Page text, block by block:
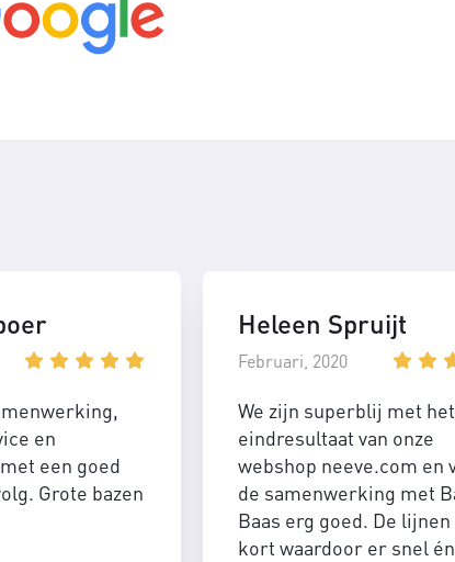
en
een goed
Grote bazen
Heleen Spruijt
Februari, 2020
We zijn superblij met het
eindresultaat van onze
webshop neeve.com en
de samenwerking met
Baas erg goed. De
kort waardoor er snel én